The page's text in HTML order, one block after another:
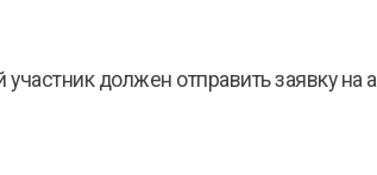
должен отправить заявку на